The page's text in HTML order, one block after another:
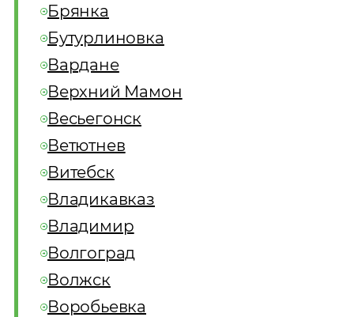
Брянка
Бутурлиновка
Вардане
Верхний Мамон
Весьегонск
Ветютнев
Витебск
Владикавказ
Владимир
Волгоград
Волжск
Воробьевка